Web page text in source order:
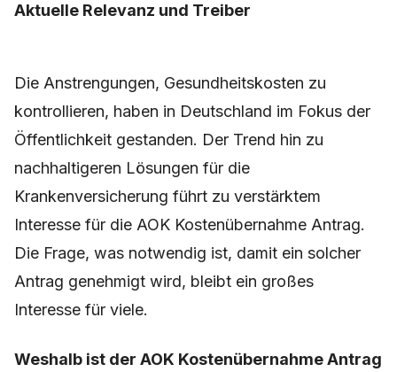
Aktuelle Relevanz und Treiber
Die Anstrengungen, Gesundheitskosten zu
kontrollieren, haben in Deutschland im Fokus der
Öffentlichkeit gestanden. Der Trend hin zu
nachhaltigeren Lösungen für die
Krankenversicherung führt zu verstärktem
Interesse für die AOK Kostenübernahme Antrag.
Die Frage, was notwendig ist, damit ein solcher
Antrag genehmigt wird, bleibt ein großes
Interesse für viele.
Weshalb ist der AOK Kostenübernahme Antrag